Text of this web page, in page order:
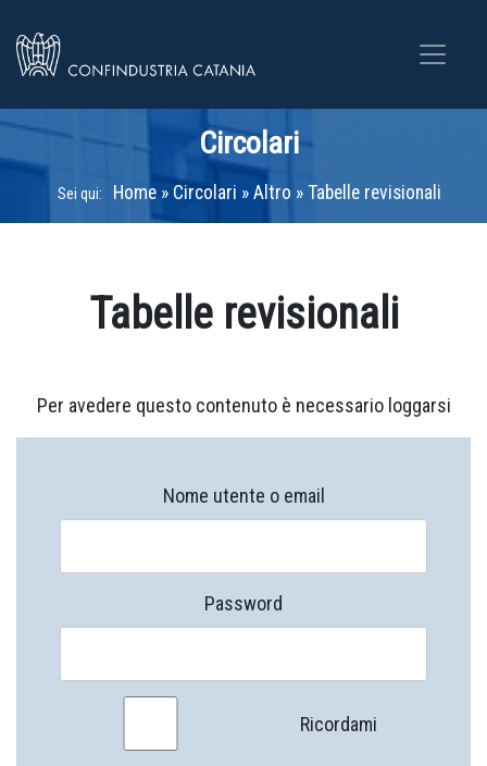
Circolari
Sei qui: Home» Circolari » Altro » Tabelle revisionali
Tabelle revisionali
Per avedere questo contenuto è necessario loggarsi
Nome utente o email
Password
Ricordami